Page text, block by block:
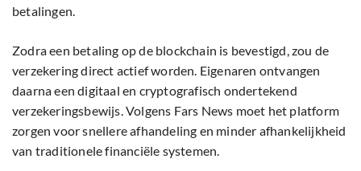
betalingen.
Zodra een betaling op de blockchain is bevestigd, zou de
verzekering direct actief worden. Eigenaren ontvangen
daarna een digitaal en cryptografisch ondertekend
verzekeringsbewijs. Volgens Fars News moet het platform
zorgen voor snellere afhandeling en minder afhankelijkheid
van traditionele financiële systemen.